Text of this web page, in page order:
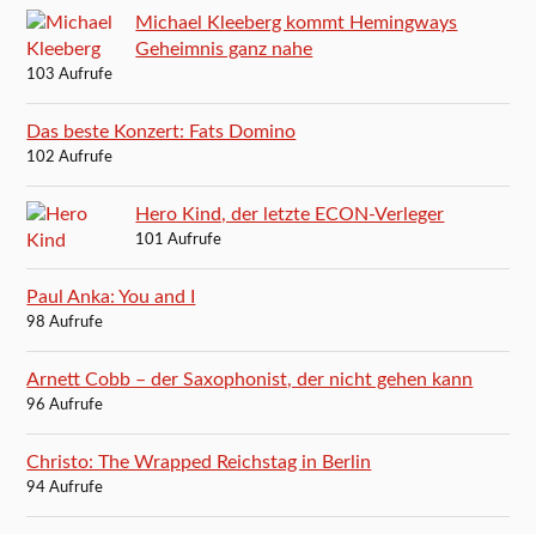
Michael Kleeberg kommt Hemingways
Geheimnis ganz nahe
103 Aufrufe
Das beste Konzert: Fats Domino
102 Aufrufe
Hero Kind, der letzte ECON-Verleger
101 Aufrufe
Paul Anka: You and I
98 Aufrufe
Arnett Cobb – der Saxophonist, der nicht gehen kann
96 Aufrufe
Christo: The Wrapped Reichstag in Berlin
94 Aufrufe